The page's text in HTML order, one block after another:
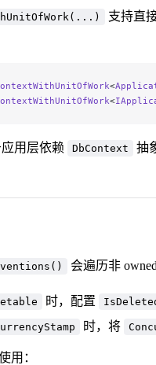
支持直
<
<
用层依赖 DbContext 抽
会遍历非
时，配置
时，将
用：